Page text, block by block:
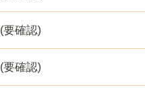
要確認)
要確認)